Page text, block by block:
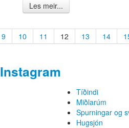
Les meir...
9 10 11 12 13 14
Instagram
Tíðindi
Miðlarúm
Spurningar og
Hugsjón